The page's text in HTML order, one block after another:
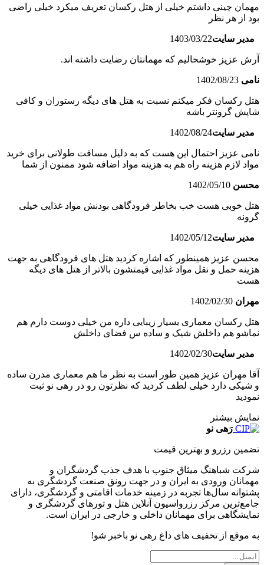
مهمان چینی داشتم خیلی از هتل رکسان تعریف میکرد خیلی راضی
بود از هر نظر
مدیر سایت1403/03/22
آرش عزیز خوشحالیم که مهمانتان رضایت داشته اند.
نامی 1402/08/23
هتل رکسان فکر میکنم نسبت به هتل های دیگه رستوران و کافی
شاپش گرونتر باشه
مدیر سایت1402/08/24
نامی عزیز احتمال این هست که به دلیل مسافت طولانی برای خرید
مواد لازم هزینه راه هم به هزینه مواد اضافه شود ممنون از شما
محسن 1402/05/10
هتل خوبی هست خب بخاطر فرودگاهی بودنش مواد غذایی خیلی
گرونه
مدیر سایت1402/05/12
محسن عزیز همینطور که اشاره کردید هتل های فرودگاهی به جهت
هزینه حمل و نقل مواد غذایی قیمتشون بالاتر از هتل های دیگه
هست
مهران 1402/02/30
هتل رکسان معماری بسیار زیبایی داره من خیلی دوست دارم هم
نماشو هم داخلش شیک و ساده س فضای داخلش
مدیر سایت1402/02/30
آقا مهران عزیز همین طور است به نظر ما هم معماری مدرن ساده
و شیکی دارد خیلی لطف کردید که نظرتون رو در رهی نو ثبت
نمودید
نمایش بیشتر
رَهی نو
تضمین رزرو و بهترین قیمت
شرکت شباهنگ میثاق جنوب با هدف جذب گردشگران و
مهمانان ورودی به ایران و در جهت رونق صنعت گردشگری به
پشتوانه سال‌ها تجربه در زمینه خدمات اقامتی و گردشگری، دارای
جامع‌ترین مرکز رزرواسیون آنلاین هتل و تورهای گردشگری و
نمایشگاهی برای مهمانان داخلی و خارجی در ایران است.
به موقع از تخفیف های داغ رهی نو باخبر شو!